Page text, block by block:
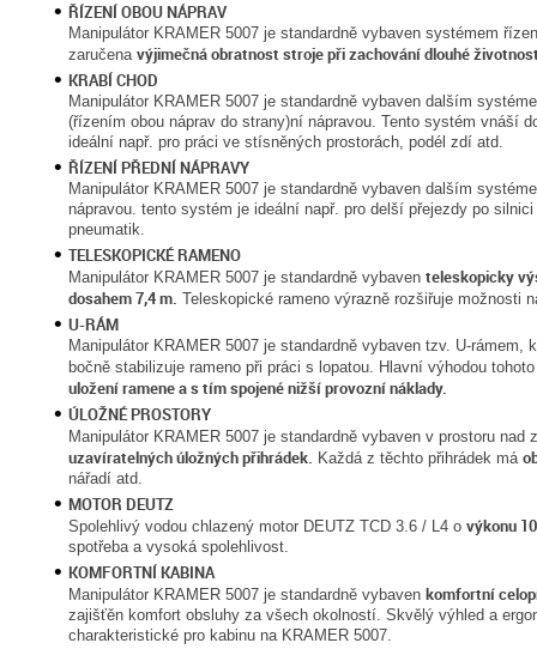
ŘÍZENÍ OBOU NÁPRAV
Manipulátor KRAMER 5007 je standardně vybaven systémem
zaručena výjimečná obratnost stroje při zachování dlouhé
KRABÍ CHOD
Manipulátor KRAMER 5007 je standardně vybaven dalším
(řízením obou náprav do strany)ní nápravou. Tento systém vnáší
ideální např. pro práci ve stísněných prostorách, podél zdí atd.
ŘÍZENÍ PŘEDNÍ NÁPRAVY
Manipulátor KRAMER 5007 je standardně vybaven dalším
nápravou. tento systém je ideální např. pro delší přejezdy po
pneumatik.
TELESKOPICKÉ RAMENO
Manipulátor KRAMER 5007 je standardně vybaven teleskopicky
dosahem 7,4 m. Teleskopické rameno výrazně rozšiřuje možnosti
U-RÁM
Manipulátor KRAMER 5007 je standardně vybaven tzv. U-
bočně stabilizuje rameno při práci s lopatou. Hlavní výhodou
uložení ramene a s tím spojené nižší provozní náklady.
ÚLOŽNÉ PROSTORY
Manipulátor KRAMER 5007 je standardně vybaven v prostoru
uzavíratelných úložných přihrádek. Každá z těchto přihrádek má
nářadí atd.
MOTOR DEUTZ
Spolehlivý vodou chlazený motor DEUTZ TCD 3.6 / L4 o výkonu
spotřeba a vysoká spolehlivost.
KOMFORTNÍ KABINA
Manipulátor KRAMER 5007 je standardně vybaven komfortní
zajišťěn komfort obsluhy za všech okolností. Skvělý výhled a
charakteristické pro kabinu na KRAMER 5007.